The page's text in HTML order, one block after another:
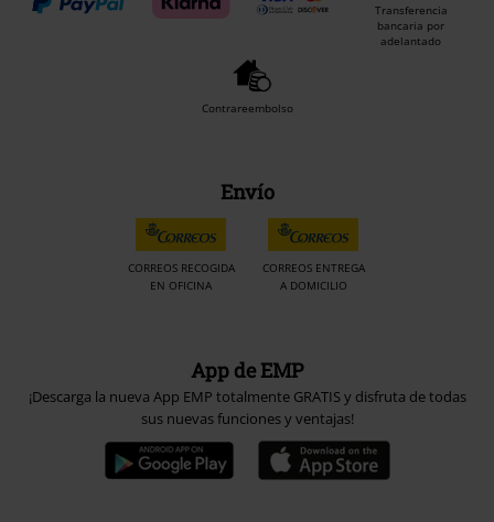
Transferencia
bancaria por
adelantado
Contrareembolso
Envío
CORREOS RECOGIDA
EN OFICINA
CORREOS ENTREGA
A DOMICILIO
App de EMP
¡Descarga la nueva App EMP totalmente GRATIS y disfruta de todas
sus nuevas funciones y ventajas!